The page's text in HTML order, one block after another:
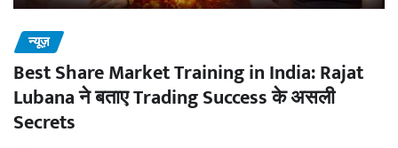
न्यूज़
Best Share Market Training in India: Rajat
Lubana ने बताए Trading Success के असली
Secrets